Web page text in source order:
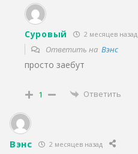
Суровый 2 месяцев назад
Ответить на Вэнс
просто заебут
1 Ответить
Вэнс 2 месяцев назад